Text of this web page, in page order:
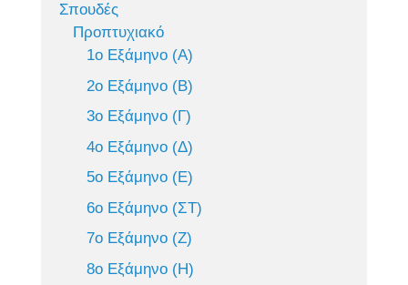
Σπουδές
Προπτυχιακό
1ο Εξάμηνο (Α)
2ο Εξάμηνο (Β)
3ο Εξάμηνο (Γ)
4ο Εξάμηνο (Δ)
5ο Εξάμηνο (Ε)
6ο Εξάμηνο (ΣΤ)
7ο Εξάμηνο (Ζ)
8ο Εξάμηνο (Η)